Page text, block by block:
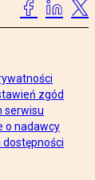
zgód
serwisu
o nadawcy
dostępności